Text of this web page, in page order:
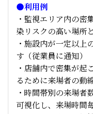
●利用例
・監視エリア内の密
染リスクの高い場所
・施設内が一定以上
す（従業員に通知）
・店舗内で密集が起
るために来場者の動
・時間帯別の来場者
可視化し、来場時間